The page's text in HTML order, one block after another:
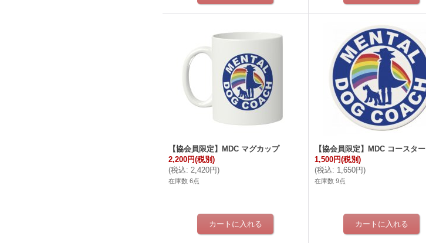
【協会員限定】MDC マグカップ
2,200円(税別)
(税込: 2,420円)
在庫数 6点
【協会員限定】MDC コースター
1,500円(税別)
(税込: 1,650円)
在庫数 9点